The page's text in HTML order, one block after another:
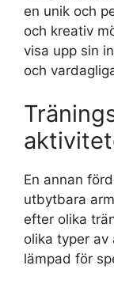
en unik och
och kreativ
visa upp sin
och
En annan
utbytbara
efter olika
olika typer av
lämpad för